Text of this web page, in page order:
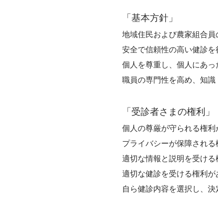
「基本方針」
地域住民および農家組合
安全で信頼性の高い健診
個人を尊重し、個人にあ
職員の専門性を高め、知
「受診者さまの権利」
個人の尊厳が守られる権利
プライバシーが保障され
適切な情報と説明を受け
適切な健診を受ける権利が
自ら健診内容を選択し、